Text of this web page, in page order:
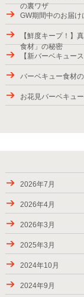
の裏ワザ
GW期間中のお届け
【鮮度キープ！】
食材」の秘密
【新バーベキュー
バーベキュー食材
お花見バーベキュ
9月28日から10月6
2026年7月
2026年4月
2026年3月
2025年3月
2024年10月
2024年9月